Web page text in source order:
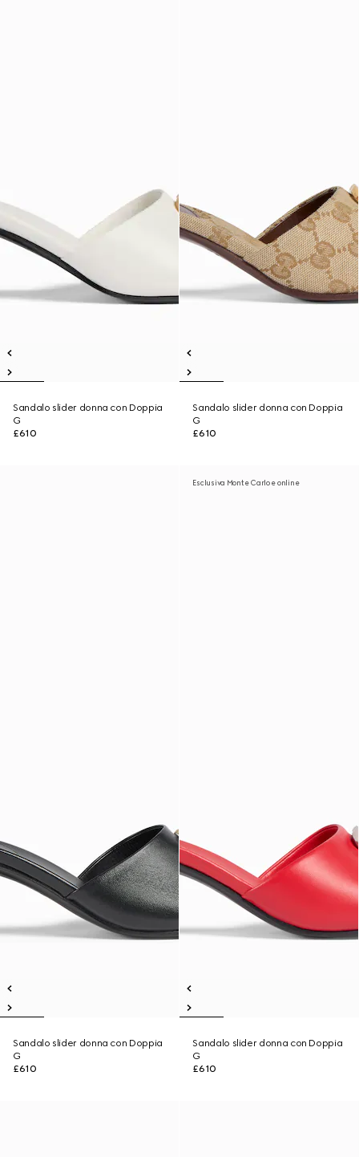
Sandalo slider donna con Doppia
G
£610
Sandalo slider donna con Doppia
G
£610
Sandalo slider donna con Doppia
G
£610
Esclusiva Monte Carlo e online
Sandalo slider donna con Doppia
G
£610